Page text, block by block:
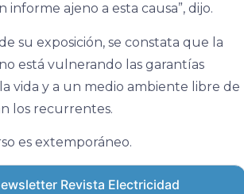
informe ajeno a esta causa”, dijo.
su exposición, se constata que la
está vulnerando las garantías
vida y a un medio ambiente libre de
los recurrentes.
es extemporáneo.
Revista Electricidad